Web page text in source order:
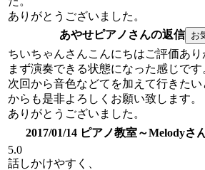
ありがとうございました。
あやせピアノさんの返信
ちいちゃんさんこんにちはご評価あり
まず演奏できる状態になった感じです
次回から音色などてを加えて行きた
からも是非よろしくお願い致します。
ありがとうございました。
2017/01/14 ピアノ教室～Melodyさ
5.0
話しかけやすく、